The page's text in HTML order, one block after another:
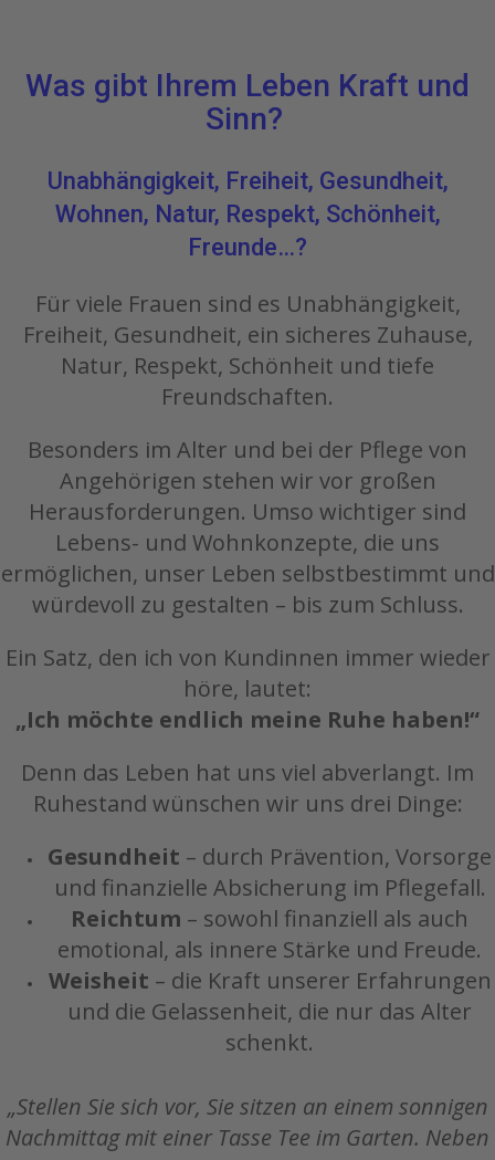
Was gibt Ihrem Leben Kraft und
Sinn?
Unabhängigkeit, Freiheit, Gesundheit,
Wohnen, Natur, Respekt, Schönheit,
Freunde…?
Für viele Frauen sind es Unabhängigkeit,
Freiheit, Gesundheit, ein sicheres Zuhause,
Natur, Respekt, Schönheit und tiefe
Freundschaften.
Besonders im Alter und bei der Pflege von
Angehörigen stehen wir vor großen
Herausforderungen. Umso wichtiger sind
Lebens- und Wohnkonzepte, die uns
ermöglichen, unser Leben selbstbestimmt und
würdevoll zu gestalten – bis zum Schluss.
Ein Satz, den ich von Kundinnen immer wieder
höre, lautet:
„Ich möchte endlich meine Ruhe haben!“
Denn das Leben hat uns viel abverlangt. Im
Ruhestand wünschen wir uns drei Dinge:
Gesundheit – durch Prävention, Vorsorge
und finanzielle Absicherung im Pflegefall.
Reichtum – sowohl finanziell als auch
emotional, als innere Stärke und Freude.
Weisheit – die Kraft unserer Erfahrungen
und die Gelassenheit, die nur das Alter
schenkt.
„Stellen Sie sich vor, Sie sitzen an einem sonnigen
Nachmittag mit einer Tasse Tee im Garten. Neben